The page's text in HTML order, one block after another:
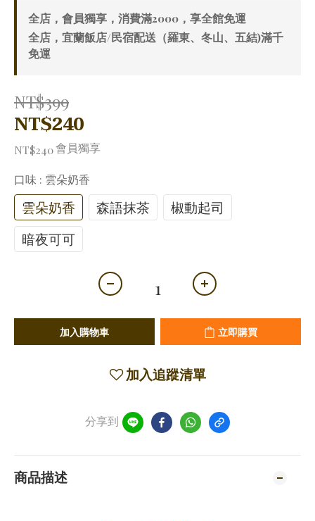
全店，會員獨享，消費滿2000，享全館免運
全店，宜蘭飯店/民宿配送（羅東、冬山、五結)滿千
免運
NT$399
NT$240
NT$240會員獨享
口味 : 雲朵奶香
雲朵奶香 森語抹茶
椒動起司
暗夜可可
加入購物車 立即購買
加入追蹤清單
分享到
商品描述